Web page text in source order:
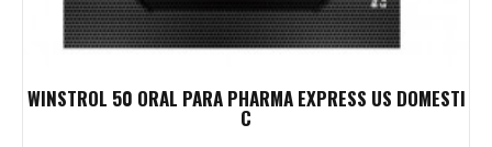
WINSTROL 50 ORAL PARA PHARMA EXPRESS US DOMESTI
C